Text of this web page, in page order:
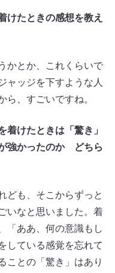
たときの感想を教え
かとか、これくらいで
ャッジを下すような人
ら、すごいですね。
けたときは「驚き」
強かったのか どちら
ども、そこからずっと
いなと思いました。着
「ああ、何の意識もし
している感覚を忘れて
ことの「驚き」はあり